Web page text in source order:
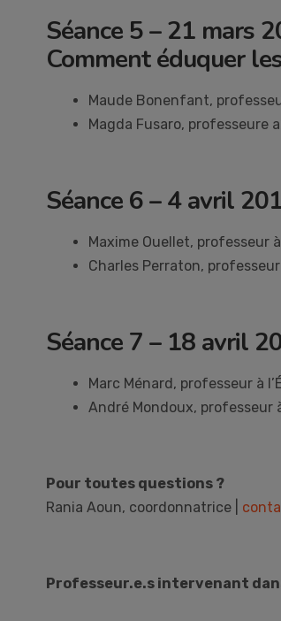
Séance 5 – 21 mars
Comment éduquer
Maude Bonenfant,
Magda Fusaro, professeure
Séance 6 – 4 avril
Maxime Ouellet, professeur
Charles Perraton,
Séance 7 – 18 avril
Marc Ménard, professeur à
André Mondoux, professeur
Pour toutes questions ?
Rania Aoun, coordonnatrice |
Professeur.e.s intervenant